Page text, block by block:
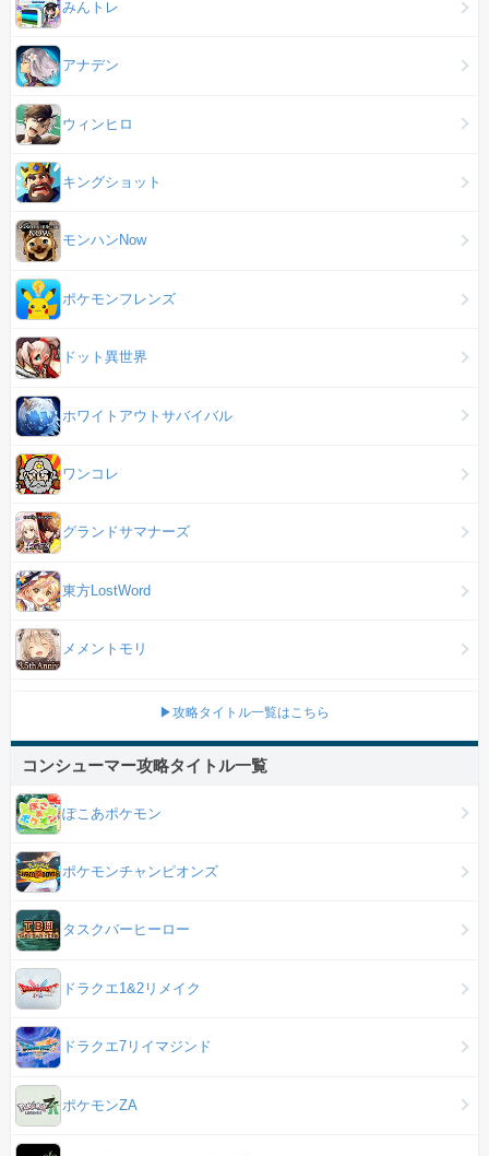
みんトレ
アナデン
ウィンヒロ
キングショット
モンハンNow
ポケモンフレンズ
ドット異世界
ホワイトアウトサバイバル
ワンコレ
グランドサマナーズ
東方LostWord
メメントモリ
▶攻略タイトル一覧はこちら
コンシューマー攻略タイトル一覧
ぽこあポケモン
ポケモンチャンピオンズ
タスクバーヒーロー
ドラクエ1&2リメイク
ドラクエ7リイマジンド
ポケモンZA